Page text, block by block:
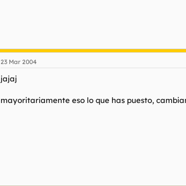
23 Mar 2004
jajaj
mayoritariamente eso lo que has puesto,